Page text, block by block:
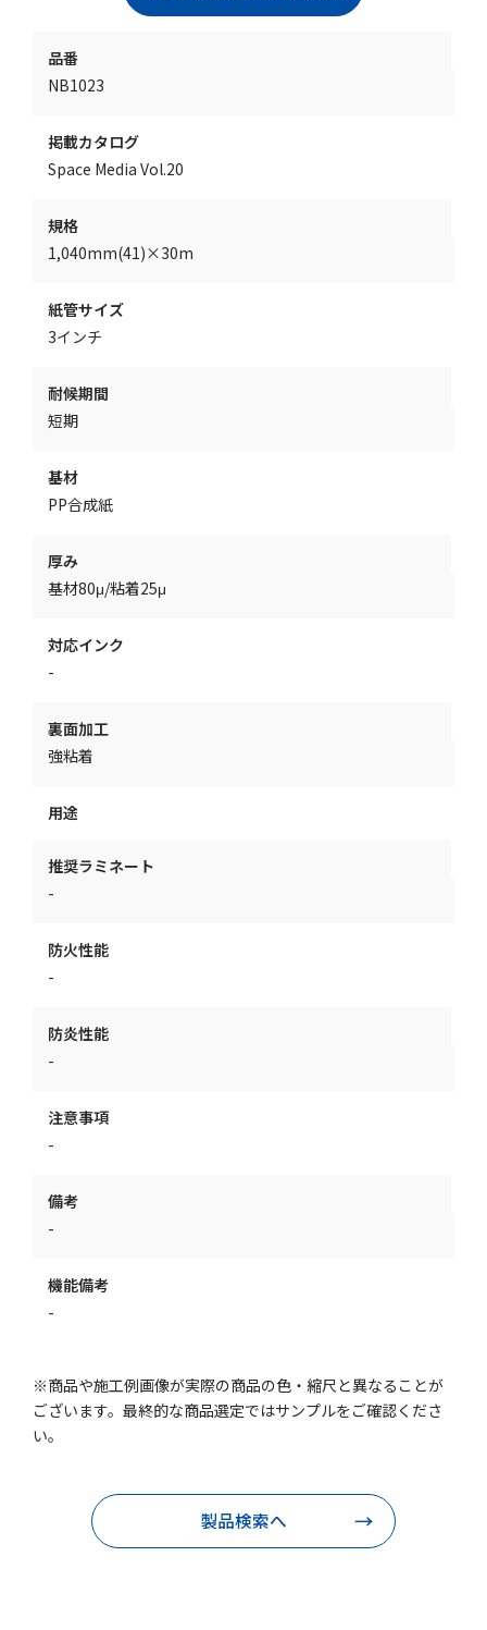
品番
NB1023
掲載カタログ
Space Media Vol.20
規格
1,040mm(41)×30m
紙管サイズ
3インチ
耐候期間
短期
基材
PP合成紙
厚み
基材80μ/粘着25μ
対応インク
-
裏面加工
強粘着
用途
推奨ラミネート
-
防火性能
-
防炎性能
-
注意事項
-
備考
-
機能備考
-
※商品や施工例画像が実際の商品の色・縮尺と異なることが
ございます。最終的な商品選定ではサンプルをご確認くださ
い。
製品検索へ